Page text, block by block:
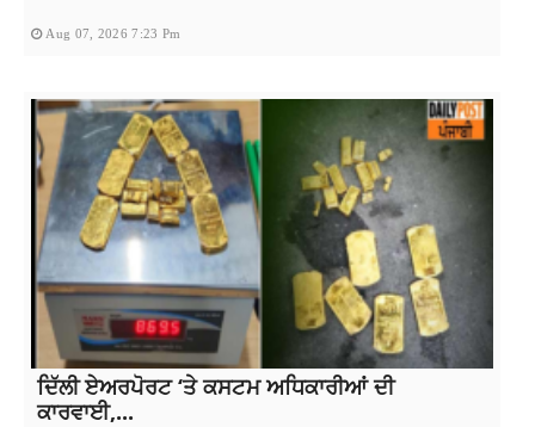
Aug 07, 2026 7:23 Pm
ਦਿੱਲੀ ਏਅਰਪੋਰਟ ‘ਤੇ ਕਸਟਮ ਅਧਿਕਾਰੀਆਂ ਦੀ
ਕਾਰਵਾਈ,...